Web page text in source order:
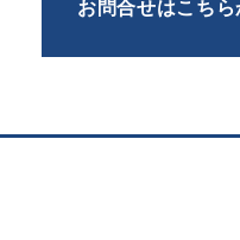
お問合せはこちら